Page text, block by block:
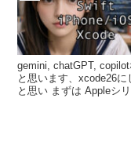
gemini, chatGPT,
と思います、xcode26
と思い まずは Appleシ